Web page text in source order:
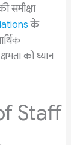
समीक्षा
के
को ध्यान